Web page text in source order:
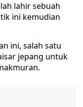
lahir sebuah
ini kemudian
ini, salah satu
jepang untuk